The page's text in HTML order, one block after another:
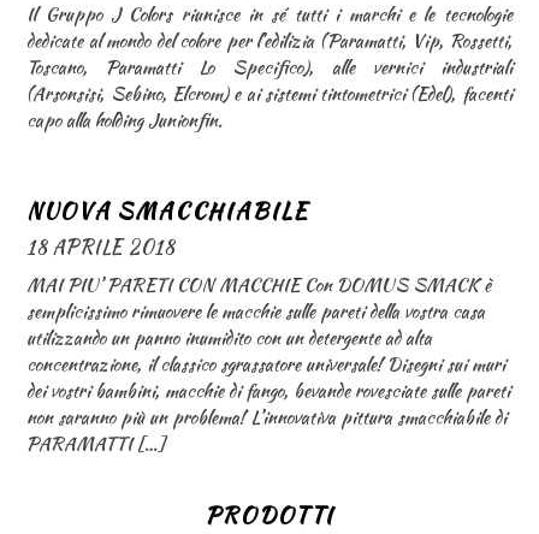
Il Gruppo J Colors riunisce in sé tutti i marchi e le tecnologie
dedicate al mondo del colore per l’edilizia (Paramatti, Vip, Rossetti,
Toscano, Paramatti Lo Specifico), alle vernici industriali
(Arsonsisi, Sebino, Elcrom) e ai sistemi tintometrici (Edel), facenti
capo alla holding Junionfin.
18 APRILE 2018
NUOVA SMACCHIABILE
MAI PIU’ PARETI CON MACCHIE Con DOMUS SMACK è
semplicissimo rimuovere le macchie sulle pareti della vostra casa
utilizzando un panno inumidito con un detergente ad alta
concentrazione, il classico sgrassatore universale! Disegni sui muri
dei vostri bambini, macchie di fango, bevande rovesciate sulle pareti
non saranno più un problema! L’innovativa pittura smacchiabile di
PARAMATTI […]
PRODOTTI